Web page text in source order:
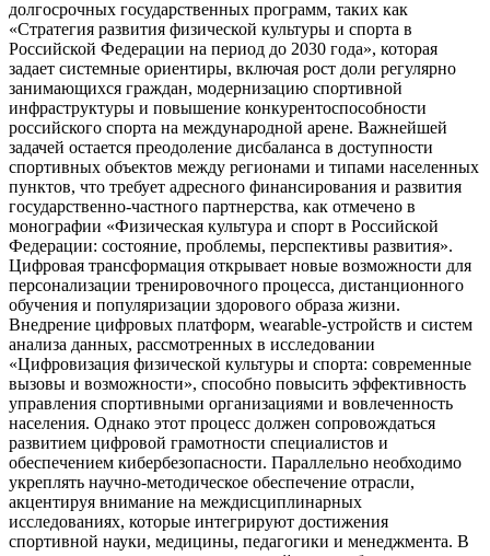
долгосрочных государственных программ, таких как
«Стратегия развития физической культуры и спорта в
Российской Федерации на период до 2030 года», которая
задает системные ориентиры, включая рост доли регулярно
занимающихся граждан, модернизацию спортивной
инфраструктуры и повышение конкурентоспособности
российского спорта на международной арене. Важнейшей
задачей остается преодоление дисбаланса в доступности
спортивных объектов между регионами и типами населенных
пунктов, что требует адресного финансирования и развития
государственно-частного партнерства, как отмечено в
монографии «Физическая культура и спорт в Российской
Федерации: состояние, проблемы, перспективы развития».
Цифровая трансформация открывает новые возможности для
персонализации тренировочного процесса, дистанционного
обучения и популяризации здорового образа жизни.
Внедрение цифровых платформ, wearable-устройств и систем
анализа данных, рассмотренных в исследовании
«Цифровизация физической культуры и спорта: современные
вызовы и возможности», способно повысить эффективность
управления спортивными организациями и вовлеченность
населения. Однако этот процесс должен сопровождаться
развитием цифровой грамотности специалистов и
обеспечением кибербезопасности. Параллельно необходимо
укреплять научно-методическое обеспечение отрасли,
акцентируя внимание на междисциплинарных
исследованиях, которые интегрируют достижения
спортивной науки, медицины, педагогики и менеджмента. В